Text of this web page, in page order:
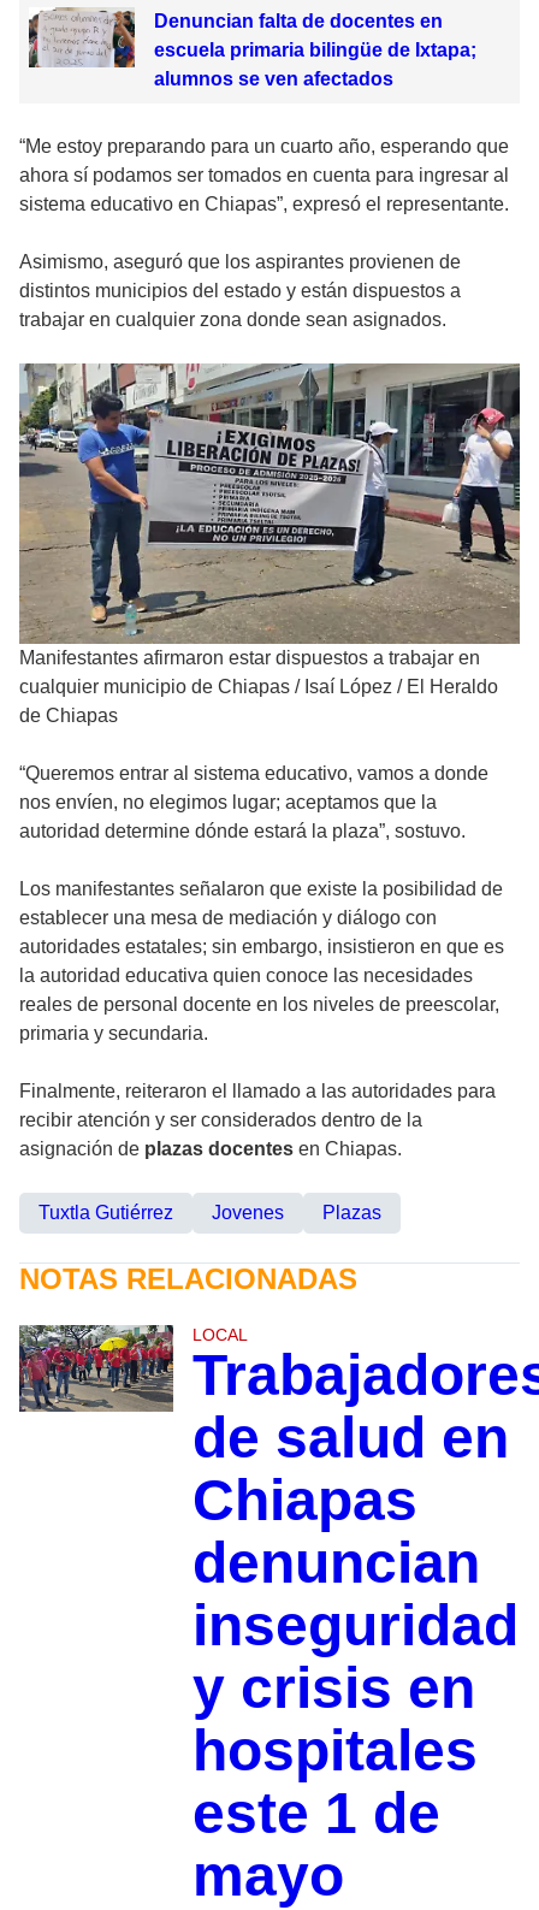
Denuncian falta de docentes en
escuela primaria bilingüe de Ixtapa;
alumnos se ven afectados
“Me estoy preparando para un cuarto año, esperando que
ahora sí podamos ser tomados en cuenta para ingresar al
sistema educativo en Chiapas”, expresó el representante.
Asimismo, aseguró que los aspirantes provienen de
distintos municipios del estado y están dispuestos a
trabajar en cualquier zona donde sean asignados.
Manifestantes afirmaron estar dispuestos a trabajar en
cualquier municipio de Chiapas / Isaí López / El Heraldo
de Chiapas
“Queremos entrar al sistema educativo, vamos a donde
nos envíen, no elegimos lugar; aceptamos que la
autoridad determine dónde estará la plaza”, sostuvo.
Los manifestantes señalaron que existe la posibilidad de
establecer una mesa de mediación y diálogo con
autoridades estatales; sin embargo, insistieron en que es
la autoridad educativa quien conoce las necesidades
reales de personal docente en los niveles de preescolar,
primaria y secundaria.
Finalmente, reiteraron el llamado a las autoridades para
recibir atención y ser considerados dentro de la
asignación de plazas docentes en Chiapas.
Tuxtla Gutiérrez Jovenes Plazas
NOTAS RELACIONADAS
LOCAL
de salud en
Chiapas
denuncian
inseguridad
y crisis en
hospitales
este 1 de
mayo